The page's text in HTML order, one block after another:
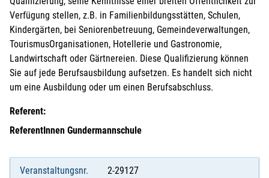
Verfügung stellen, z.B. in Familienbildungsstätten, Schulen,
Kindergärten, bei Seniorenbetreuung, Gemeindeverwaltungen,
TourismusOrganisationen, Hotellerie und Gastronomie,
Landwirtschaft oder Gärtnereien. Diese Qualifizierung können
Sie auf jede Berufsausbildung aufsetzen. Es handelt sich nicht
um eine Ausbildung oder um einen Berufsabschluss.
Referent:
ReferentInnen Gundermannschule
Veranstaltungsnr. 2-29127